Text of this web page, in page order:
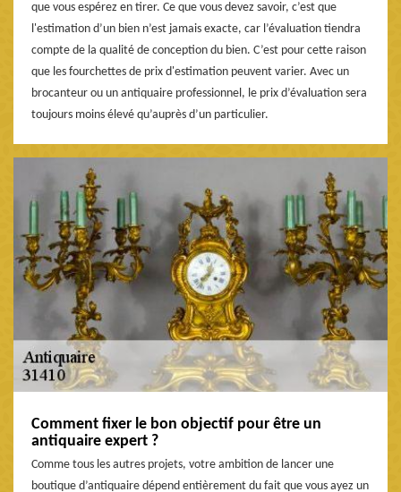
que vous espérez en tirer. Ce que vous devez savoir, c’est que
l'estimation d’un bien n’est jamais exacte, car l’évaluation tiendra
compte de la qualité de conception du bien. C’est pour cette raison
que les fourchettes de prix d'estimation peuvent varier. Avec un
brocanteur ou un antiquaire professionnel, le prix d’évaluation sera
toujours moins élevé qu’auprès d’un particulier.
Comment fixer le bon objectif pour être un
antiquaire expert ?
Comme tous les autres projets, votre ambition de lancer une
boutique d’antiquaire dépend entièrement du fait que vous ayez un